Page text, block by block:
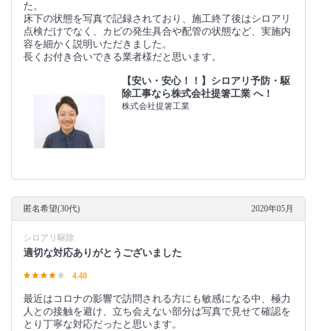
た。
床下の状態を写真で記録されており、施工終了後はシロアリ
点検だけでなく、カビの発生具合や配管の状態など、実施内
容を細かく説明いただきました。
長くお付き合いできる業者様だと思います。
【安い・安心！！】シロアリ予防・駆
除工事なら株式会社提箸工業 へ！
株式会社提箸工業
匿名希望(30代) 2020年05月
シロアリ駆除
適切な対応ありがとうございました
4.40
最近はコロナの影響で訪問される方にも敏感になる中、極力
人との接触を避け、立ち会えない部分は写真で見せて確認を
とり丁寧な対応だったと思います。